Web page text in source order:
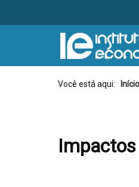
Você está aqui: Início